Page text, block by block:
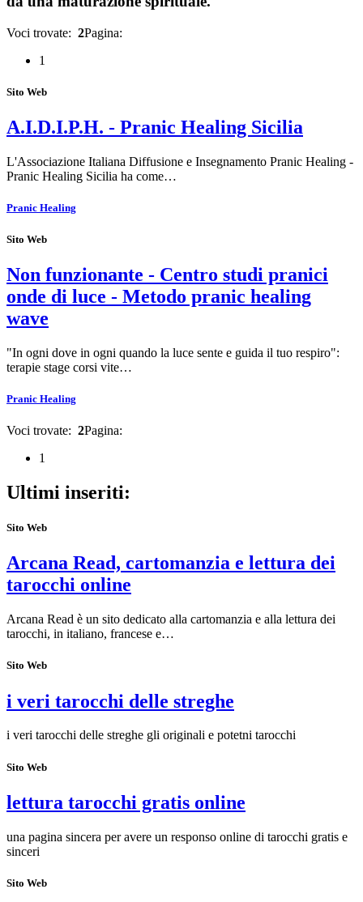
Voci trovate: 2Pagina:
1
Sito Web
A.I.D.I.P.H. - Pranic Healing Sicilia
L'Associazione Italiana Diffusione e Insegnamento Pranic Healing -
Pranic Healing Sicilia ha come…
Pranic Healing
Sito Web
Non funzionante - Centro studi pranici
onde di luce - Metodo pranic healing
wave
"In ogni dove in ogni quando la luce sente e guida il tuo respiro":
terapie stage corsi vite…
Pranic Healing
Voci trovate: 2Pagina:
1
Ultimi inseriti:
Sito Web
Arcana Read, cartomanzia e lettura dei
tarocchi online
Arcana Read è un sito dedicato alla cartomanzia e alla lettura dei
tarocchi, in italiano, francese e…
Sito Web
i veri tarocchi delle streghe
i veri tarocchi delle streghe gli originali e potetni tarocchi
Sito Web
lettura tarocchi gratis online
una pagina sincera per avere un responso online di tarocchi gratis e
sinceri
Sito Web